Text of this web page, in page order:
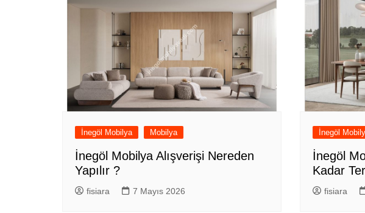
İnegöl Mobilya Mobilya
İnegöl Mobilya Alışverişi Nereden
Yapılır ?
fisiara 7 Mayıs 2026
İnegöl
İnegöl
Kadar
fisiara